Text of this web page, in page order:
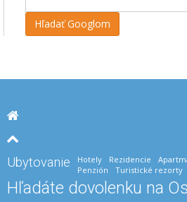
Ubytovanie Hotely Rezidencie
Penzión
Turistické rezorty
Hľadáte dovolenku na